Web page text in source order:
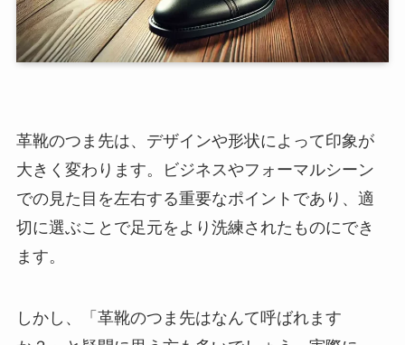
革靴のつま先は、デザインや形状によって印象が
大きく変わります。ビジネスやフォーマルシーン
での見た目を左右する重要なポイントであり、適
切に選ぶことで足元をより洗練されたものにでき
ます。
しかし、「革靴のつま先はなんて呼ばれます